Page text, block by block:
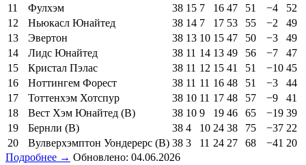
11
Фулхэм 38 15 7 16 47 51 −4
52
12
Ньюкасл Юнайтед 38 14 7 17 53 55 −2
49
13
Эвертон 38 13 10 15 47 50 −3
49
14
Лидс Юнайтед 38 11 14 13 49 56 −7
47
15
Кристал Пэлас 38 11 12 15 41 51 −10 45
16
Ноттингем Форест 38 11 11 16 48 51 −3
44
17
Тоттенхэм Хотспур 38 10 11 17 48 57 −9
41
18
Вест Хэм Юнайтед (В) 38 10 9 19 46 65 −19 39
19
Бернли (В) 38 4 10 24 38 75 −37 22
20
Вулверхэмптон Уондерерс (В) 38 3 11 24 27 68 −41 20
Подробнее → Обновлено: 04.06.2026